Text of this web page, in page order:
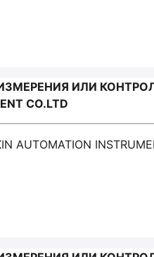
ИЛИ
CO.LTD
AUTOMATION